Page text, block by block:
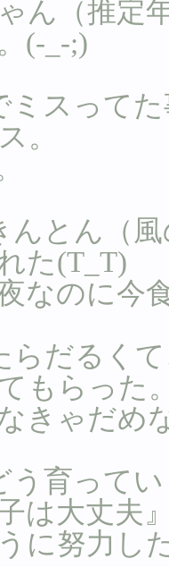
ん（推定
(-_-;)
ミスって
。
んとん（
た(T_T)
なのに今
らだるく
もらった
きゃだめ
う育って
は大丈夫
に努力し